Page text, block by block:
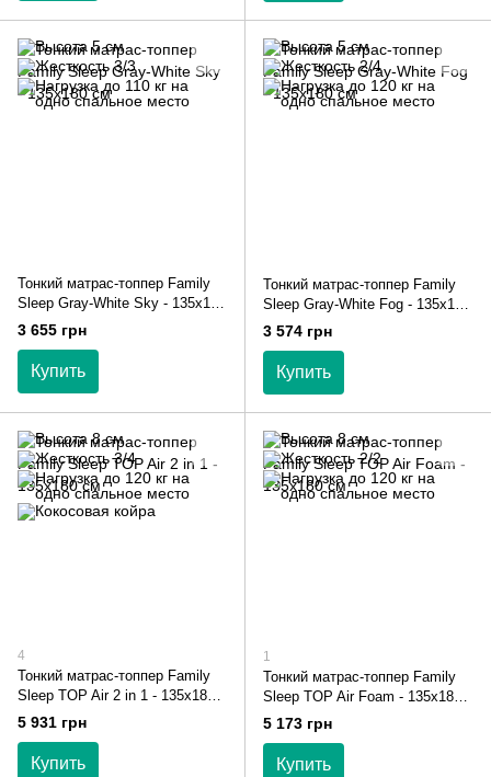
Тонкий матрас-топпер Family
Sleep Gray-White Sky - 135х180
см
3 655 грн
Купить
Тонкий матрас-топпер Family
Sleep Gray-White Fog - 135х180
см
3 574 грн
Купить
4
Тонкий матрас-топпер Family
Sleep TOP Air 2 in 1 - 135х180
см
5 931 грн
Купить
1
Тонкий матрас-топпер Family
Sleep TOP Air Foam - 135х180
см
5 173 грн
Купить